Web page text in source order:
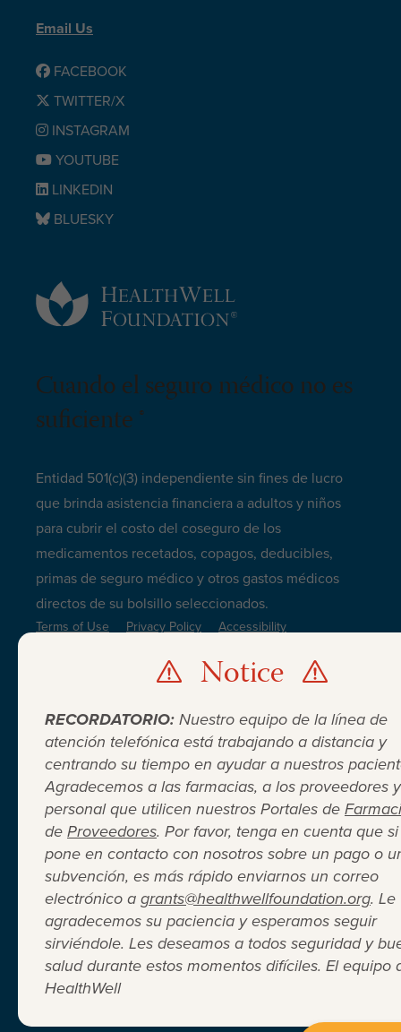
Notice
RECORDATORIO: Nuestro equipo de la línea de
atención telefónica está trabajando a distancia y
centrando su tiempo en ayudar a nuestros
Agradecemos a las farmacias, a los proveedores
personal que utilicen nuestros Portales de
de Proveedores. Por favor, tenga en cuenta que
pone en contacto con nosotros sobre un pago o
subvención, es más rápido enviarnos un correo
electrónico a grants@healthwellfoundation.org. Le
agradecemos su paciencia y esperamos seguir
sirviéndole. Les deseamos a todos seguridad y
salud durante estos momentos difíciles. El equipo
HealthWell
Cuando el seguro médico no es
suficiente ®
Entidad 501(c)(3) independiente sin fines de lucro
que brinda asistencia financiera a adultos y niños
para cubrir el costo del coseguro de los
medicamentos recetados, copagos, deducibles,
primas de seguro médico y otros gastos médicos
directos de su bolsillo seleccionados.
Email Us
FACEBOOK
TWITTER/X
INSTAGRAM
YOUTUBE
LINKEDIN
BLUESKY
© 2026 HealthWell Foundation
Terms of Use Privacy Policy
Accessibility